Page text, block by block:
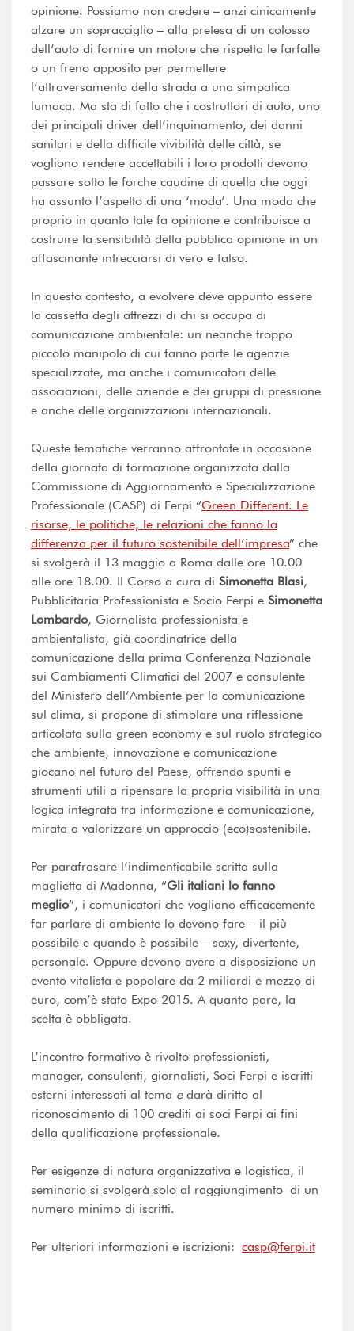
opinione. Possiamo non credere – anzi cinicamente
alzare un sopracciglio – alla pretesa di un colosso
dell’auto di fornire un motore che rispetta le farfalle
o un freno apposito per permettere
l’attraversamento della strada a una simpatica
lumaca. Ma sta di fatto che i costruttori di auto, uno
dei principali driver dell’inquinamento, dei danni
sanitari e della difficile vivibilità delle città, se
vogliono rendere accettabili i loro prodotti devono
passare sotto le forche caudine di quella che oggi
ha assunto l’aspetto di una ‘moda’. Una moda che
proprio in quanto tale fa opinione e contribuisce a
costruire la sensibilità della pubblica opinione in un
affascinante intrecciarsi di vero e falso.
In questo contesto, a evolvere deve appunto essere
la cassetta degli attrezzi di chi si occupa di
comunicazione ambientale: un neanche troppo
piccolo manipolo di cui fanno parte le agenzie
specializzate, ma anche i comunicatori delle
associazioni, delle aziende e dei gruppi di pressione
e anche delle organizzazioni internazionali.
Queste tematiche verranno affrontate in occasione
della giornata di formazione organizzata dalla
Commissione di Aggiornamento e Specializzazione
Professionale (CASP) di Ferpi “Green Different. Le
risorse, le politiche, le relazioni che fanno la
differenza per il futuro sostenibile dell’impresa” che
si svolgerà il 13 maggio a Roma dalle ore 10.00
alle ore 18.00. Il Corso a cura di Simonetta Blasi,
Pubblicitaria Professionista e Socio Ferpi e Simonetta
Lombardo, Giornalista professionista e
ambientalista, già coordinatrice della
comunicazione della prima Conferenza Nazionale
sui Cambiamenti Climatici del 2007 e consulente
del Ministero dell’Ambiente per la comunicazione
sul clima, si propone di stimolare una riflessione
articolata sulla green economy e sul ruolo strategico
che ambiente, innovazione e comunicazione
giocano nel futuro del Paese, offrendo spunti e
strumenti utili a ripensare la propria visibilità in una
logica integrata tra informazione e comunicazione,
mirata a valorizzare un approccio (eco)sostenibile.
Per parafrasare l’indimenticabile scritta sulla
maglietta di Madonna, “Gli italiani lo fanno
meglio”, i comunicatori che vogliano efficacemente
far parlare di ambiente lo devono fare – il più
possibile e quando è possibile – sexy, divertente,
personale. Oppure devono avere a disposizione un
evento vitalista e popolare da 2 miliardi e mezzo di
euro, com’è stato Expo 2015. A quanto pare, la
scelta è obbligata.
L’incontro formativo è rivolto professionisti,
manager, consulenti, giornalisti, Soci Ferpi e iscritti
esterni interessati al tema e darà diritto al
riconoscimento di 100 crediti ai soci Ferpi ai fini
della qualificazione professionale.
Per esigenze di natura organizzativa e logistica, il
seminario si svolgerà solo al raggiungimento di un
numero minimo di iscritti.
Per ulteriori informazioni e iscrizioni: casp@ferpi.it